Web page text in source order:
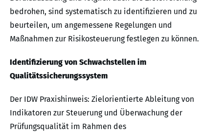
bedrohen, sind systematisch zu identifizieren und zu
beurteilen, um angemessene Regelungen und
Maßnahmen zur Risikosteuerung festlegen zu können.
Identifizierung von Schwachstellen im
Qualitätssicherungssystem
Der IDW Praxishinweis: Zielorientierte Ableitung von
Indikatoren zur Steuerung und Überwachung der
Prüfungsqualität im Rahmen des